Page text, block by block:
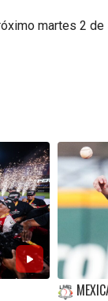
martes 2